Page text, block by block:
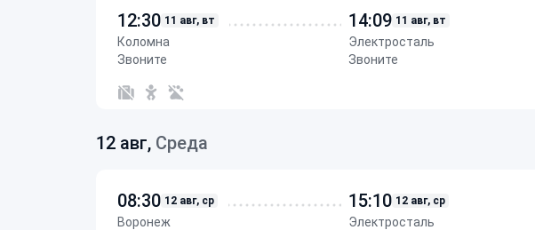
12:30 11 авг, вт
Коломна
Звоните
14:09 11 авг, вт
Электросталь
Звоните
12 авг, Среда
08:30 12 авг, ср
Воронеж
15:10 12 авг, ср
Электросталь